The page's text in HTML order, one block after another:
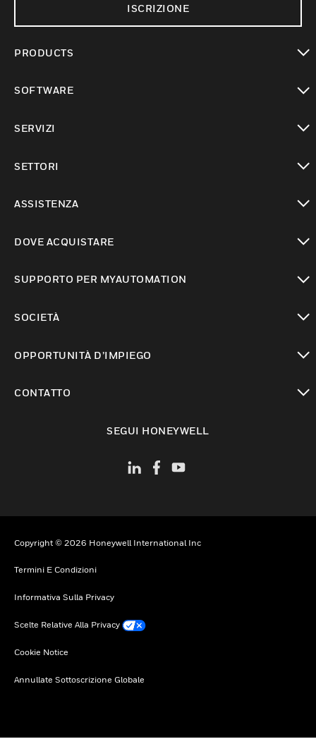
ISCRIZIONE
PRODUCTS
SOFTWARE
SERVIZI
SETTORI
ASSISTENZA
DOVE ACQUISTARE
SUPPORTO PER MYAUTOMATION
SOCIETÀ
OPPORTUNITÀ D’IMPIEGO
CONTATTO
SEGUI HONEYWELL
Copyright © 2026 Honeywell International Inc
Termini E Condizioni
Informativa Sulla Privacy
Scelte Relative Alla Privacy
Cookie Notice
Annullate Sottoscrizione Globale